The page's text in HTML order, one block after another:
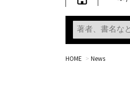
写真集
ファッ
Fashion
アート
Art
文学・
日本文
新刊
New
SALE
SALE
HOME > News